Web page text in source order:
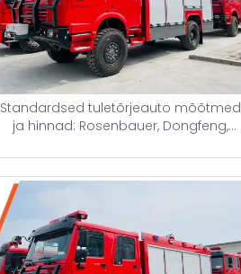
Standardsed tuletõrjeauto mõõtmed
ja hinnad: Rosenbauer, Dongfeng,
veepaagiga lennujaama
tuletõrjeautod Nigeeria jaoks